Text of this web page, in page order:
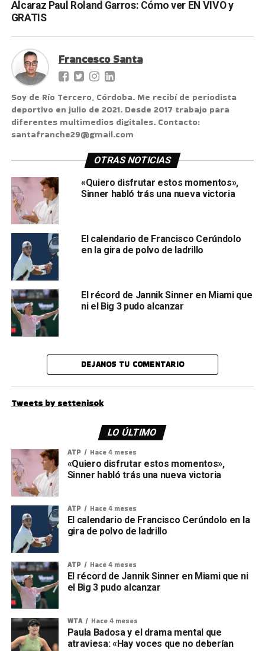
Alcaraz Paul Roland Garros: Cómo ver EN VIVO y
GRATIS
Francesco Santa
Soy de Río Tercero, Córdoba. Me recibí de periodista
deportivo en julio de 2021. Desde 2017 trabajo para
diferentes multimedios digitales. Contacto:
santafranche29@gmail.com
OTRAS NOTICIAS
«Quiero disfrutar estos momentos»,
Sinner habló trás una nueva victoria
El calendario de Francisco Cerúndolo
en la gira de polvo de ladrillo
El récord de Jannik Sinner en Miami que
ni el Big 3 pudo alcanzar
DEJANOS TU COMENTARIO
Tweets by settenisok
LO ÚLTIMO
ATP Hace 4 meses
«Quiero disfrutar estos momentos»,
Sinner habló trás una nueva victoria
ATP Hace 4 meses
El calendario de Francisco Cerúndolo en la
gira de polvo de ladrillo
ATP Hace 4 meses
El récord de Jannik Sinner en Miami que ni
el Big 3 pudo alcanzar
WTA Hace 4 meses
Paula Badosa y el drama mental que
atraviesa: «Hay voces que no deberían